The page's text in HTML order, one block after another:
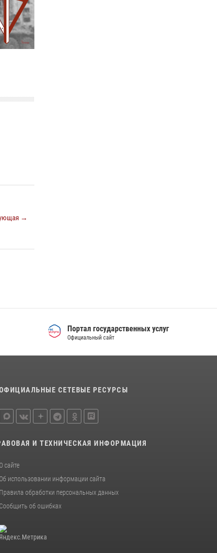
→
Портал государственных услуг
Официальный сайт
СЕТЕВЫЕ РЕСУРСЫ
И ТЕХНИЧЕСКАЯ ИНФОРМАЦИЯ
О сайте
Об использовании информации сайта
Правила обработки персональных данных
Сообщить об ошибках